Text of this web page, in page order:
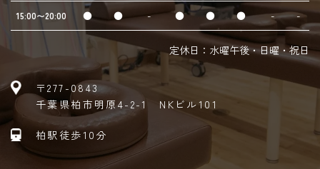
15:00〜20:00 ● ● - ● ● ● - -
定休日：水曜午後・日曜・祝日
〒277-0843
千葉県柏市明原4-2-1 NKビル101
柏駅徒歩10分